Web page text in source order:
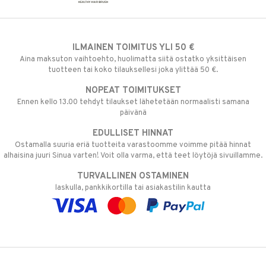
ILMAINEN TOIMITUS YLI 50 €
Aina maksuton vaihtoehto, huolimatta siitä ostatko yksittäisen
tuotteen tai koko tilauksellesi joka ylittää 50 €.
NOPEAT TOIMITUKSET
Ennen kello 13.00 tehdyt tilaukset lähetetään normaalisti samana
päivänä
EDULLISET HINNAT
Ostamalla suuria eriä tuotteita varastoomme voimme pitää hinnat
alhaisina juuri Sinua varten! Voit olla varma, että teet löytöjä sivuillamme.
TURVALLINEN OSTAMINEN
laskulla, pankkikortilla tai asiakastilin kautta